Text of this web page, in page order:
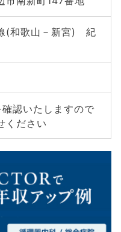
(和歌山－新宮) 紀
認いたしますので
ください